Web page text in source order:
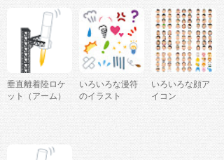
垂直離着陸ロケ
ット（アーム）
いろいろな漫符
のイラスト
いろいろな顔ア
イコン